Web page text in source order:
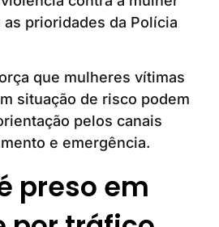
prioridades da Polícia
que mulheres vítimas
situação de risco podem
pelos canais
e emergência.
preso em